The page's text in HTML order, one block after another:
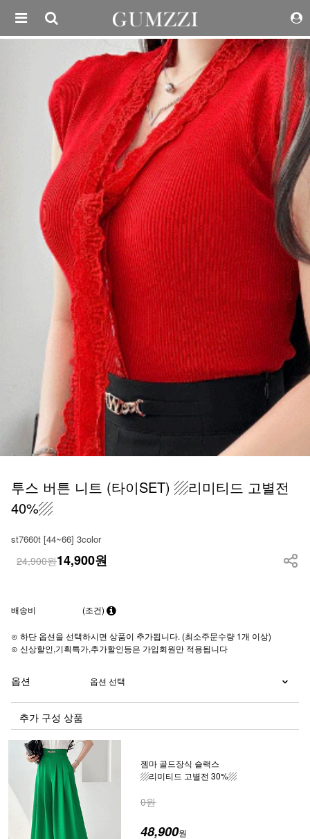
투스 버튼 니트 (타이SET) ▨리미티드 고별전
40%▨
st7660t [44~66] 3color
24,900원14,900원
배송비 (조건)
⊙ 하단 옵션을 선택하시면 상품이 추가됩니다. (최소주문수량 1개 이상)
⊙ 신상할인,기획특가,추가할인등은 가입회원만 적용됩니다
옵션
추가 구성 상품
젬마 골드장식 슬랙스
▨리미티드 고별전 30%▨
0원
48,900원